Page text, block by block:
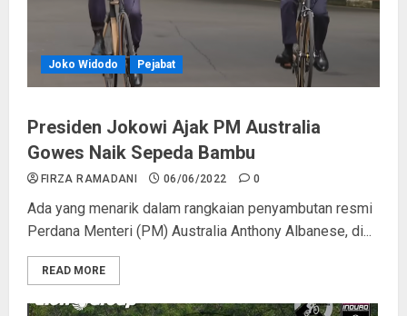
Joko Widodo Pejabat
Presiden Jokowi Ajak PM Australia
Gowes Naik Sepeda Bambu
FIRZA RAMADANI 06/06/2022 0
Ada yang menarik dalam rangkaian penyambutan resmi
Perdana Menteri (PM) Australia Anthony Albanese, di...
READ MORE